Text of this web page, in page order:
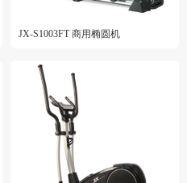
JX-S1003FT 商用椭圆机